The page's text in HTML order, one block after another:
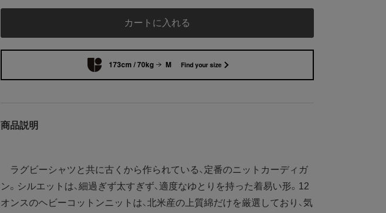
カートに入れる
173cm / 70kg M Find your size
商品説明
ラグビーシャツと共に古くから作られている、定番のニットカーディガ
ン。シルエットは、細過ぎず太すぎず、適度なゆとりを持った着易い形。12
オンスのヘビーコットンニットは、北米産の上質綿だけを厳選しており、気